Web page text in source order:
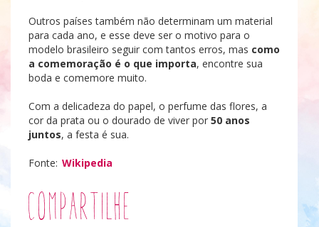
Outros países também não determinam um material
para cada ano, e esse deve ser o motivo para o
modelo brasileiro seguir com tantos erros, mas como
a comemoração é o que importa, encontre sua
boda e comemore muito.
Com a delicadeza do papel, o perfume das flores, a
cor da prata ou o dourado de viver por 50 anos
juntos, a festa é sua.
Fonte: Wikipedia
Compartilhe